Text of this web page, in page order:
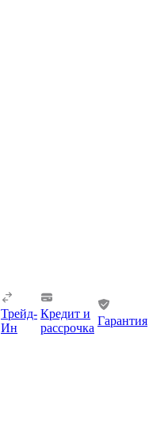
Трейд-
Ин
Кредит и
рассрочка
Гарантия